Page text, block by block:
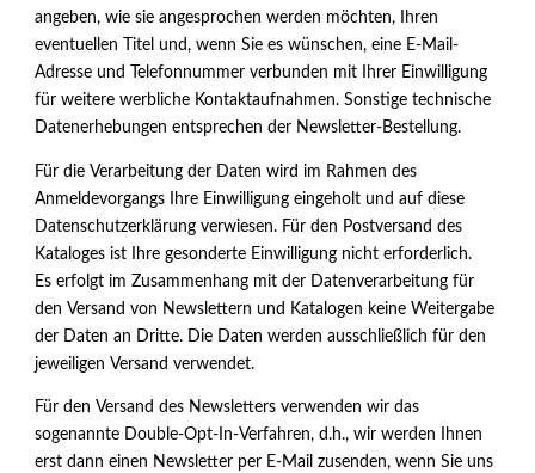
angeben, wie sie angesprochen werden möchten, Ihren
eventuellen Titel und, wenn Sie es wünschen, eine E-Mail-
Adresse und Telefonnummer verbunden mit Ihrer Einwilligung
für weitere werbliche Kontaktaufnahmen. Sonstige technische
Datenerhebungen entsprechen der Newsletter-Bestellung.
Für die Verarbeitung der Daten wird im Rahmen des
Anmeldevorgangs Ihre Einwilligung eingeholt und auf diese
Datenschutzerklärung verwiesen. Für den Postversand des
Kataloges ist Ihre gesonderte Einwilligung nicht erforderlich.
Es erfolgt im Zusammenhang mit der Datenverarbeitung für
den Versand von Newslettern und Katalogen keine Weitergabe
der Daten an Dritte. Die Daten werden ausschließlich für den
jeweiligen Versand verwendet.
Für den Versand des Newsletters verwenden wir das
sogenannte Double-Opt-In-Verfahren, d.h., wir werden Ihnen
erst dann einen Newsletter per E-Mail zusenden, wenn Sie uns